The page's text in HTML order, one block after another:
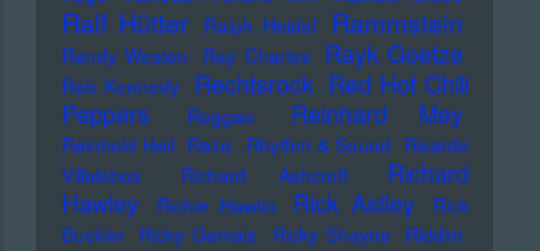
Ralf Hütter Ralph Heidel Rammstein
Randy Weston Ray Charles Rayk Goetze
Reb Kennedy Rechtsrock Red Hot Chili
Peppers
Reggae Reinhard Mey
Reinhold Heil Rezo Rhythm & Sound Ricardo
Villalobos
Richard Ashcroft
Richard
Hawley
Richie Hawtin Rick Astley
Rick
Buckler
Ricky Gervais Ricky Shayne Riddim